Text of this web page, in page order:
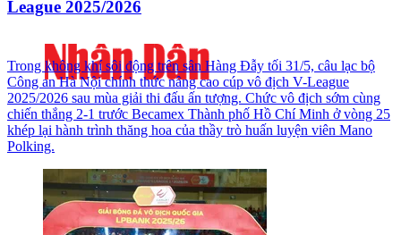
League 2025/2026
Trong không khí sôi động trên sân Hàng Đẫy tối 31/5, câu lạc bộ
Công an Hà Nội chính thức nâng cao cúp vô địch V-League
2025/2026 sau mùa giải thi đấu ấn tượng. Chức vô địch sớm cùng
chiến thắng 2-1 trước Becamex Thành phố Hồ Chí Minh ở vòng 25
khép lại hành trình thăng hoa của thầy trò huấn luyện viên Mano
Polking.